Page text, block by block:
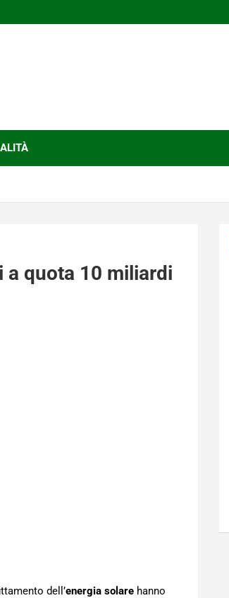
quota 10 miliardi
dell’energia solare hanno